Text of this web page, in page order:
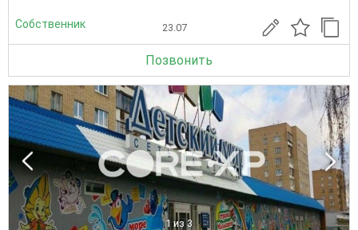
Собственник 23.07
Позвонить
1 из 3